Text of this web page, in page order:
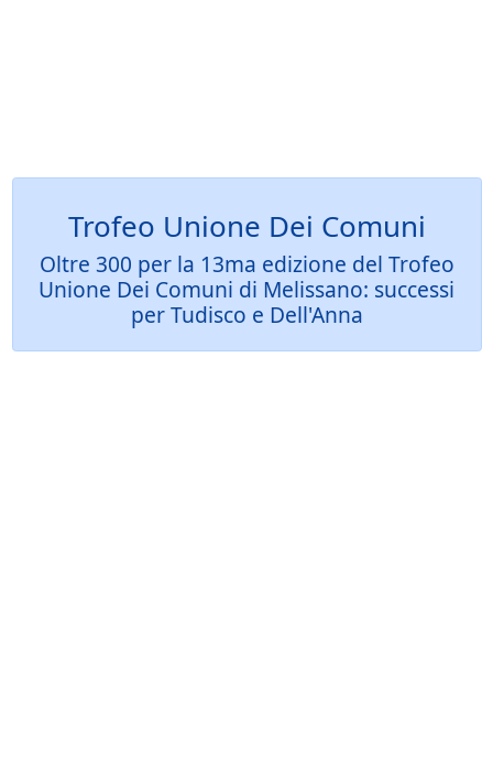
Trofeo Unione Dei Comuni
Oltre 300 per la 13ma edizione del Trofeo
Unione Dei Comuni di Melissano: successi
per Tudisco e Dell'Anna